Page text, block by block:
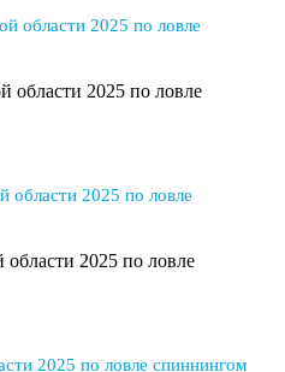
области 2025 по ловле
2025 по ловле